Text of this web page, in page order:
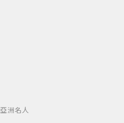
亞洲名人